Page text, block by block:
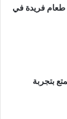
طعام فريدة في
بتجربة